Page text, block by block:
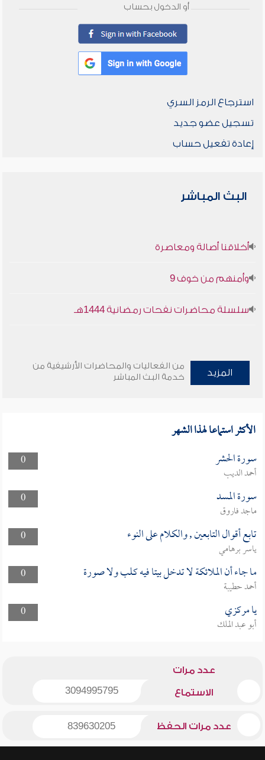
أو الدخول بحساب
استرجاع الرمز السري
تسجيل عضو جديد
إعادة تفعيل حساب
البث المباشر
أخلاقنا أصالة ومعاصرة
وأمنهم من خوف 9
سلسلة محاضرات نفحات رمضانية 1444هـ
المزيد
من الفعاليات والمحاضرات الأرشيفية من
خدمة البث المباشر
الأكثر استماعا لهذا الشهر
0 سورة الحشر
أحمد الديب
0
سورة المسد
ماجد فاروق
0
تابع أقوال التابعين , والكلام على النوء
ياسر برهامي
0
ما جاء أن الملائكة لا تدخل بيتا فيه كلب ولا صورة
أحمد حطيبة
0
يا مركزي
أبو عبد الملك
عدد مرات
الاستماع 3094995795
عدد مرات الحفظ 839630205